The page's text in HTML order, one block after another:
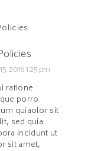
20161:25 pm
ratione
porro
quiaolor sit
sed quia
incidunt ut
sit amet,